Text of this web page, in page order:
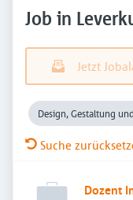
Job in
Jetzt
Design, Gestaltung
Suche
Dozent